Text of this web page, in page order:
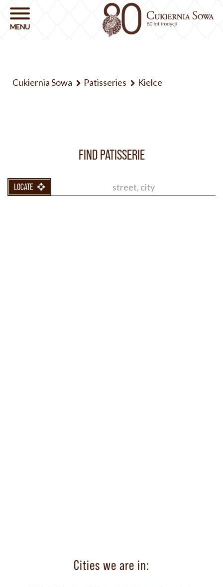
Cukiernia Sowa Patisseries Kielce
FIND PATISSERIE
LOCATE
Cities we are in: